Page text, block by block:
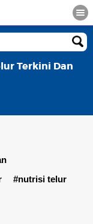
Terkini Dan
#nutrisi telur